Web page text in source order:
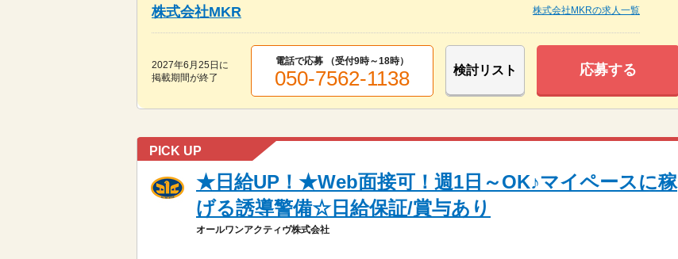
株式会社MKR 株式会社MKRの求人一覧
2027年6月25日 に
掲載期間が終了
電話で応募 （受付9時～18時）
050-7562-1138 検討リスト 応募する
PICK UP
★日給UP！★Web面接可！週1日～OK♪マイペースに稼
げる誘導警備☆日給保証/賞与あり
オールワンアクティヴ株式会社